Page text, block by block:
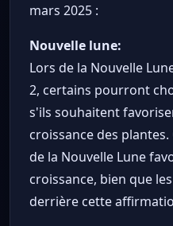
mars 2025 :
Nouvelle lune:
Lors de la Nouvelle
2, certains pourront
s'ils souhaitent
croissance des
de la Nouvelle Lune
croissance, bien que
derrière cette